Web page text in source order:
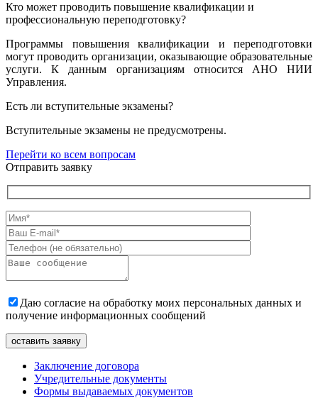
Кто может проводить повышение квалификации и
профессиональную переподготовку?
Программы повышения квалификации и переподготовки
могут проводить организации, оказывающие образовательные
услуги. К данным организациям относится АНО НИИ
Управления.
Есть ли вступительные экзамены?
Вступительные экзамены не предусмотрены.
Перейти ко всем вопросам
Отправить заявку
Даю согласие на обработку моих персональных данных и
получение информационных сообщений
Заключение договора
Учредительные документы
Формы выдаваемых документов